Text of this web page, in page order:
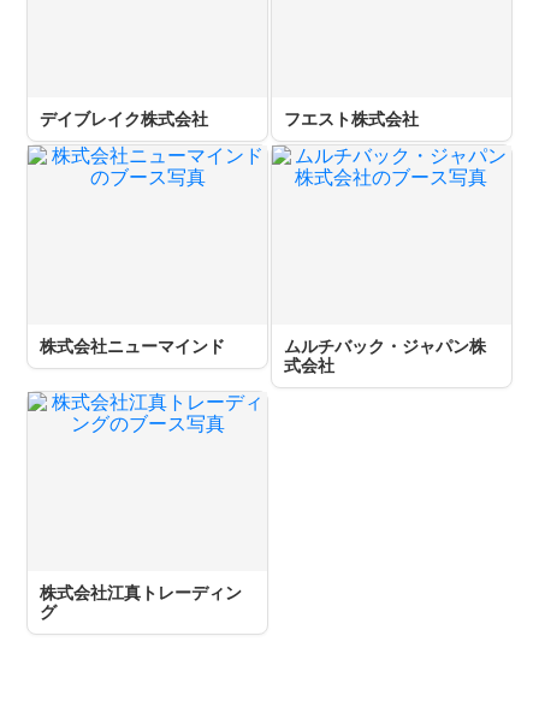
デイブレイク株式会社 フエスト株式会社
株式会社ニューマインド
ムルチバック・ジャパン株
式会社
株式会社江真トレーディン
グ